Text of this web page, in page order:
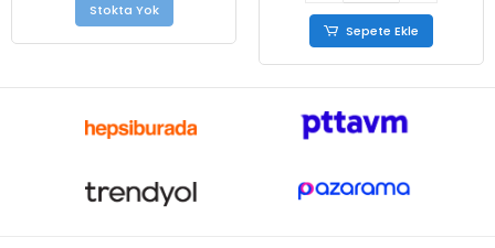
Stokta Yok
Sepete Ekle